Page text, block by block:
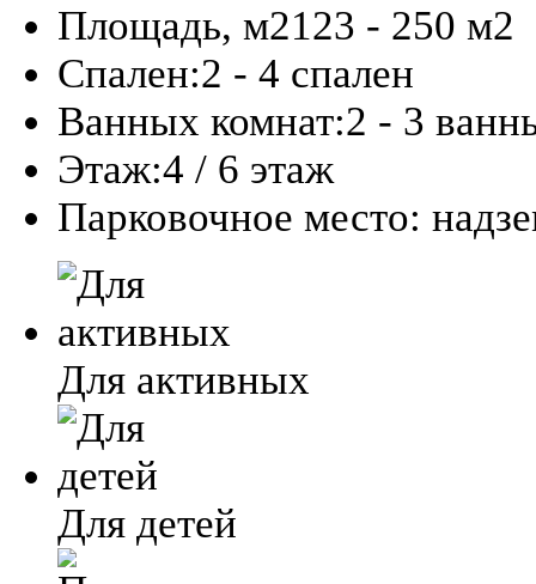
Площадь, м2123 - 250 м2
Спален:2 - 4 спален
Ванных комнат:2 - 3
Этаж:4 / 6 этаж
Парковочное место:
Для активных
Для детей